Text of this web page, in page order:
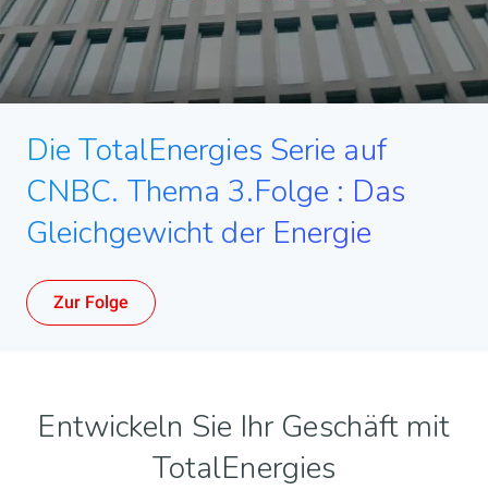
Die TotalEnergies Serie auf
CNBC. Thema 3.Folge : Das
Gleichgewicht der Energie
Zur Folge
Entwickeln Sie Ihr Geschäft mit
TotalEnergies